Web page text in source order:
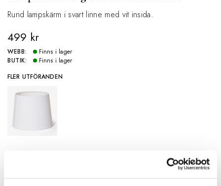
Rund lampskärm i svart linne med vit insida.
499 kr
WEBB:
Finns i lager
BUTIK:
Finns i lager
FLER UTFÖRANDEN
SPECIFIKATIONER